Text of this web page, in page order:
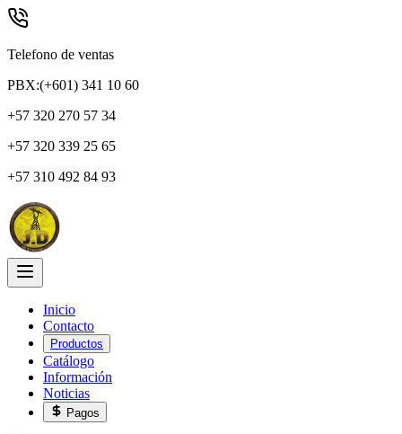
Telefono de ventas
PBX:(+601) 341 10 60
+57 320 270 57 34
+57 320 339 25 65
+57 310 492 84 93
Inicio
Contacto
Productos
Catálogo
Información
Noticias
Pagos